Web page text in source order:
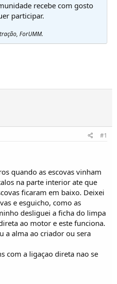
recebe com gosto
participar.
ForUMM.
#1
quando as escovas vinham
na parte interior ate que
ficaram em baixo. Deixei
e esguicho, como as
desliguei a ficha do limpa
ao motor e este funciona.
a alma ao criador ou sera
com a ligaçao direta nao se